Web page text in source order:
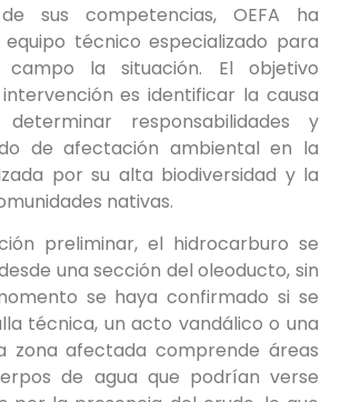
sus competencias, OEFA ha
técnico especializado para
campo la situación. El objetivo
es identificar la causa
responsabilidades y
de afectación ambiental en la
por su alta biodiversidad y la
nativas.
preliminar, el hidrocarburo se
una sección del oleoducto, sin
se haya confirmado si se
técnica, un acto vandálico o una
zona afectada comprende áreas
de agua que podrían verse